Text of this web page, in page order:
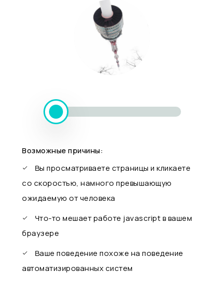
Возможные причины:
Вы просматриваете страницы и кликаете
со скоростью, намного превышающую
ожидаемую от человека
Что-то мешает работе javascript в вашем
браузере
Ваше поведение похоже на поведение
автоматизированных систем